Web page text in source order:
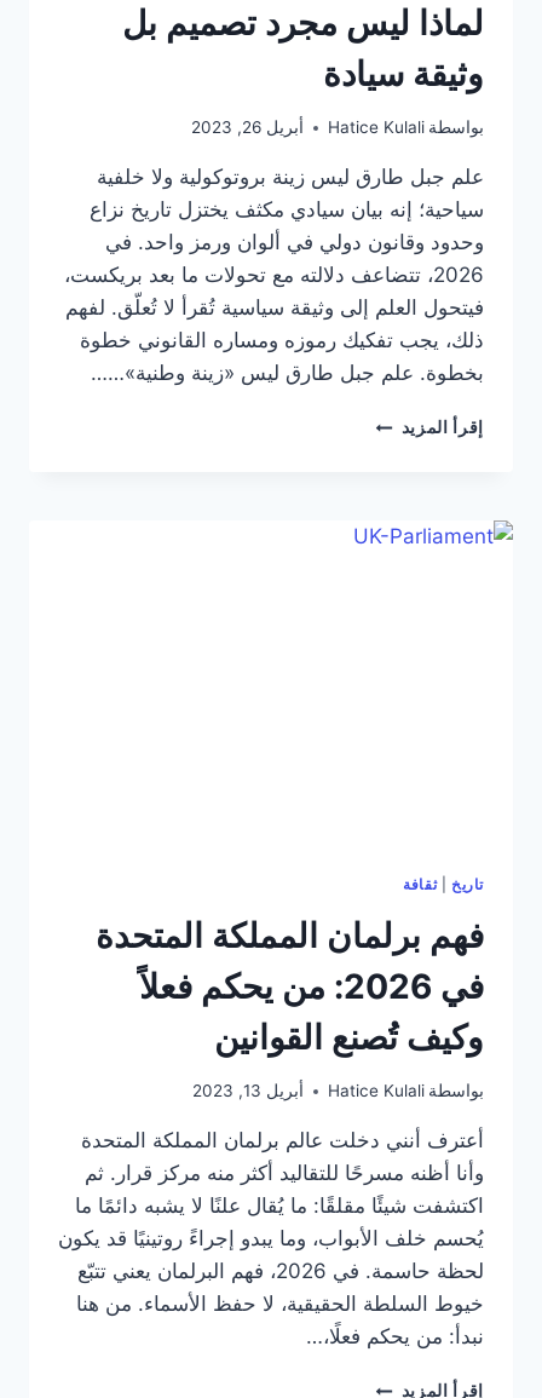
لماذا ليس مجرد تصميم بل
وثيقة سيادة
بواسطة Hatice Kulali أبريل 26, 2023
علم جبل طارق ليس زينة بروتوكولية ولا خلفية
سياحية؛ إنه بيان سيادي مكثف يختزل تاريخ نزاع
وحدود وقانون دولي في ألوان ورمز واحد. في
2026، تتضاعف دلالته مع تحولات ما بعد بريكست،
فيتحول العلم إلى وثيقة سياسية تُقرأ لا تُعلّق. لفهم
ذلك، يجب تفكيك رموزه ومساره القانوني خطوة
بخطوة. علم جبل طارق ليس «زينة وطنية»……
إقرأ المزيد علم
2026:
لماذا
تاريخ |ثقافة
فهم برلمان المملكة المتحدة
في 2026: من يحكم فعلاً
وكيف تُصنع القوانين
بواسطة Hatice Kulali أبريل 13, 2023
أعترف أنني دخلت عالم برلمان المملكة المتحدة
وأنا أظنه مسرحًا للتقاليد أكثر منه مركز قرار. ثم
اكتشفت شيئًا مقلقًا: ما يُقال علنًا لا يشبه دائمًا ما
يُحسم خلف الأبواب، وما يبدو إجراءً روتينيًا قد يكون
لحظة حاسمة. في 2026، فهم البرلمان يعني تتبّع
خيوط السلطة الحقيقية، لا حفظ الأسماء. من هنا
نبدأ: من يحكم فعلًا،…
إقرأ المزيد فهم